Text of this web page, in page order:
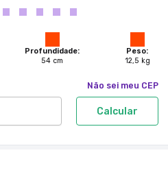
Profundidade:
54 cm
Peso:
12,5 kg
Não sei meu CEP
Calcular